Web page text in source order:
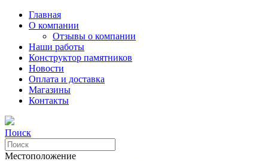
Главная
О компании
Отзывы о компании
Наши работы
Конструктор памятников
Новости
Оплата и доставка
Магазины
Контакты
Поиск
Местоположение